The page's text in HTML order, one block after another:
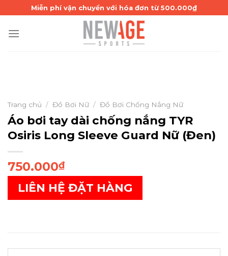
to
content
Miễn phí vận chuyển với hóa đơn từ 500.000₫
Trang chủ / Đồ Bơi Nữ / Đồ Bơi Chống Nắng Nữ
Áo bơi tay dài chống nắng TYR
Osiris Long Sleeve Guard Nữ (Đen)
750.000₫
LIÊN HỆ ĐẶT HÀNG